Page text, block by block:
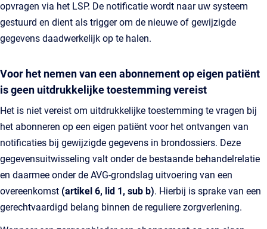
opvragen via het LSP. De notificatie wordt naar uw systeem
gestuurd en dient als trigger om de nieuwe of gewijzigde
gegevens daadwerkelijk op te halen.
Voor het nemen van een abonnement op eigen patiënt
is geen uitdrukkelijke toestemming vereist
Het is niet vereist om uitdrukkelijke toestemming te vragen bij
het abonneren op een eigen patiënt voor het ontvangen van
notificaties bij gewijzigde gegevens in brondossiers. Deze
gegevensuitwisseling valt onder de bestaande behandelrelatie
en daarmee onder de AVG‑grondslag uitvoering van een
overeenkomst (artikel 6, lid 1, sub b). Hierbij is sprake van een
gerechtvaardigd belang binnen de reguliere zorgverlening.